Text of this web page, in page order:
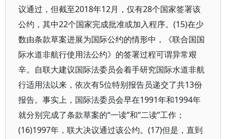
议通过，但截至2018年12月，仅有28个国家签署该
公约，其中22个国家完成批准或加入程序。(15)在少
数由条款草案进展为国际公约的情形中，《联合国国
际水道非航行使用法公约》的签署过程可谓异常艰
辛。自联大建议国际法委员会着手研究国际水道非航
行适用法以来，依次有5位特别报告员递交了共13份
报告。事实上，国际法委员会早在1991年和1994年
就分别完成了条款草案的“一读”和“二读”工作；
(16)1997年，联大决议通过该公约。(17)但是，直到